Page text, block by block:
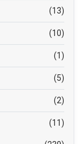
(13)
(10)
(1)
(5)
(2)
(11)